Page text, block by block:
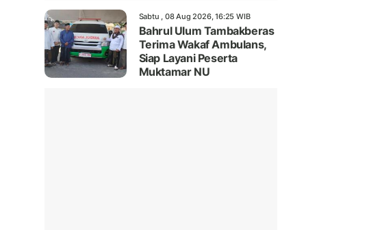
Sabtu , 08 Aug 2026, 16:25 WIB
Bahrul Ulum Tambakberas
Terima Wakaf Ambulans,
Siap Layani Peserta
Muktamar NU